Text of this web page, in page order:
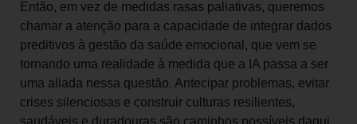
Então, em vez de medidas rasas paliativas, queremos
chamar a atenção para a capacidade de integrar dados
preditivos à gestão da saúde emocional, que vem se
tornando uma realidade à medida que a IA passa a ser
uma aliada nessa questão. Antecipar problemas, evitar
crises silenciosas e construir culturas resilientes,
saudáveis e duradouras são caminhos possíveis daqui